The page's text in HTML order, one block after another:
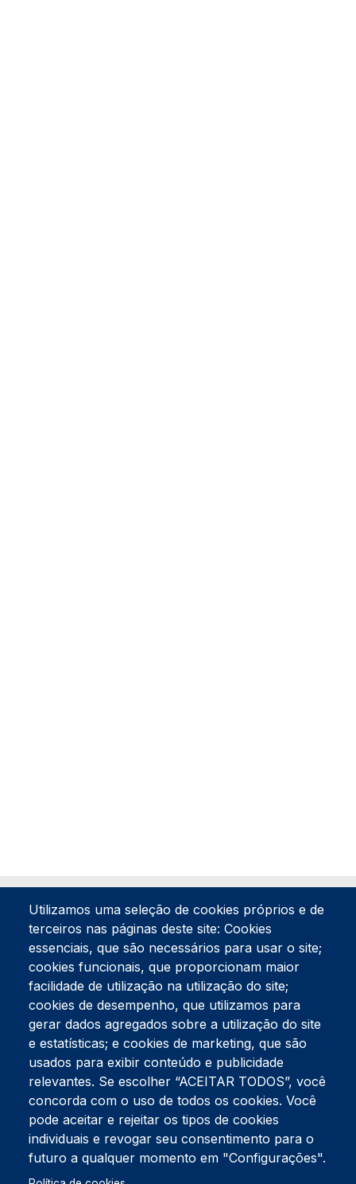
Tel:234 390 100 Fax:234 390 100
Endereço Postal
Apartado 42
Rua Gil Eanes 31
3834-908 Gafanha da Nazaré
Estúdios
Rua Prior Guerra
Edifício do Centro Cultural da Gafanha da Nazaré
3830-556 Gafanha da Nazaré
Utilizamos uma seleção de cookies próprios e de
terceiros nas páginas deste site: Cookies
essenciais, que são necessários para usar o site;
cookies funcionais, que proporcionam maior
facilidade de utilização na utilização do site;
cookies de desempenho, que utilizamos para
gerar dados agregados sobre a utilização do site
e estatísticas; e cookies de marketing, que são
usados para exibir conteúdo e publicidade
relevantes. Se escolher “ACEITAR TODOS”, você
concorda com o uso de todos os cookies. Você
pode aceitar e rejeitar os tipos de cookies
individuais e revogar seu consentimento para o
futuro a qualquer momento em "Configurações".